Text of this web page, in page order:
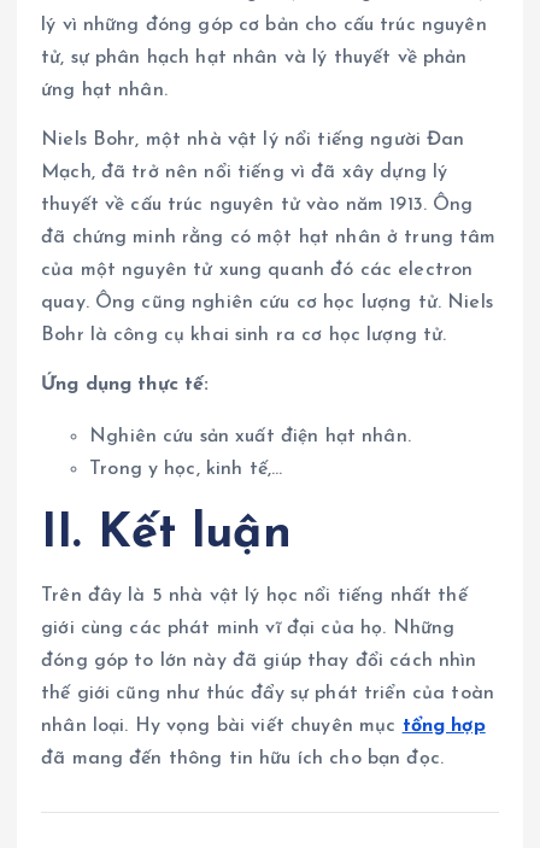
lý vì những đóng góp cơ bản cho cấu trúc nguyên
tử, sự phân hạch hạt nhân và lý thuyết về phản
ứng hạt nhân.
Niels Bohr, một nhà vật lý nổi tiếng người Đan
Mạch, đã trở nên nổi tiếng vì đã xây dựng lý
thuyết về cấu trúc nguyên tử vào năm 1913. Ông
đã chứng minh rằng có một hạt nhân ở trung tâm
của một nguyên tử xung quanh đó các electron
quay. Ông cũng nghiên cứu cơ học lượng tử. Niels
Bohr là công cụ khai sinh ra cơ học lượng tử.
Ứng dụng thực tế:
Nghiên cứu sản xuất điện hạt nhân.
Trong y học, kinh tế,…
II. Kết luận
Trên đây là 5 nhà vật lý học nổi tiếng nhất thế
giới cùng các phát minh vĩ đại của họ. Những
đóng góp to lớn này đã giúp thay đổi cách nhìn
thế giới cũng như thúc đẩy sự phát triển của toàn
nhân loại. Hy vọng bài viết chuyên mục tổng hợp
đã mang đến thông tin hữu ích cho bạn đọc.